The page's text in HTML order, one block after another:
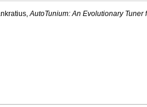
AutoTunium: An Evolutionary